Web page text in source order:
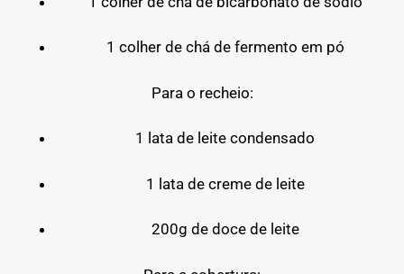
1 colher de chá de fermento em pó
Para o recheio:
1 lata de leite condensado
1 lata de creme de leite
200g de doce de leite